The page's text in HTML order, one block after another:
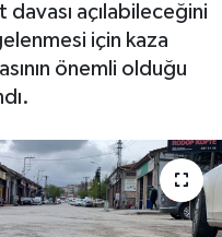
davası açılabileceğini
için kaza
önemli olduğu